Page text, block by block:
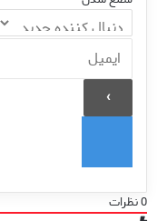
0نظرات